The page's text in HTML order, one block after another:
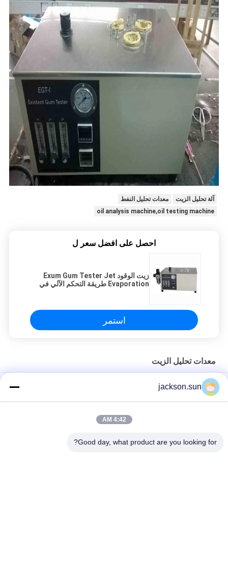
آلة تحليل الزيت
معدات تحليل النفط
oil analysis machine,oil testing machine
احصل على افضل سعر ل
زيت الوقود Exum Gum Tester Jet
Evaporation طريقة التحكم الآلي في
استمر
معدات تحليل الزيت
ASTM D1266 تحليل الزيت معدات البنزين والكيروسين محتوى
الكبريت تستر طريقة المصباح
jackson.sun
4:42 AM
Good day, what product are you looking for?